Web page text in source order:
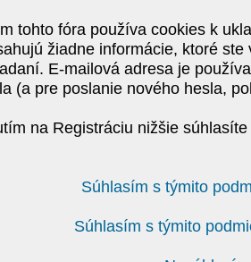
tohto fóra používa cookies k
žiadne informácie, ktoré
E-mailová adresa je
(a pre poslanie nového hesla,
na Registráciu nižšie
Súhlasím s týmito
Súhlasím s týmito